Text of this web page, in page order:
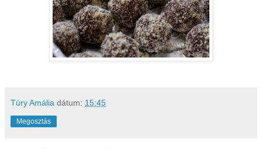
Túry Amália dátum: 15:45
Megosztás